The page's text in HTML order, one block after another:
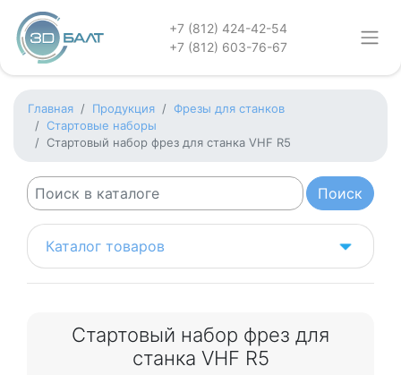
+7 (812) 424-42-54
+7 (812) 603-76-67
Главная Продукция
Фрезы для станков
Стартовые наборы
Стартовый набор фрез для станка VHF R5
Каталог товаров
Стартовый набор фрез для
станка VHF R5